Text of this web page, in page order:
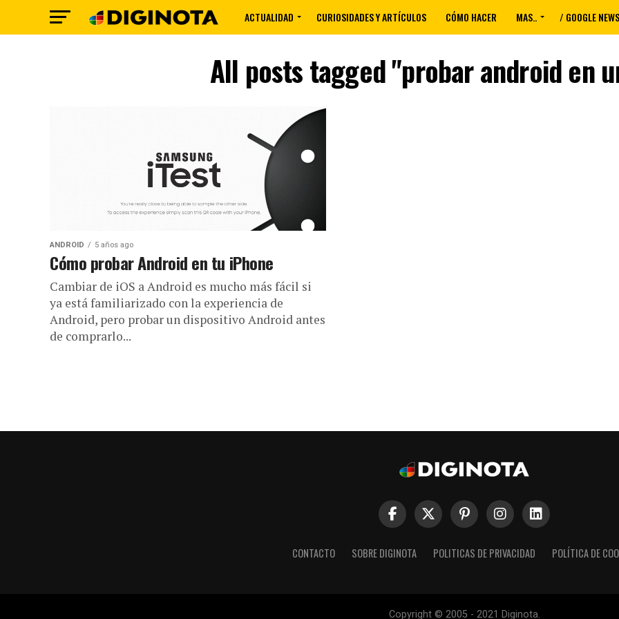
ACTUALIDAD CURIOSIDADES Y ARTÍCULOS CÓMO HACER MAS.. / GOOGLE NEWS
All posts tagged "probar android en
ANDROID 5 años ago
Cómo probar Android en tu iPhone
Cambiar de iOS a Android es mucho más fácil si
ya está familiarizado con la experiencia de
Android, pero probar un dispositivo Android antes
de comprarlo...
CONTACTO SOBRE DIGINOTA POLITICAS DE PRIVACIDAD POLÍTICA DE
Copyright © 2005 - 2021 Diginota.